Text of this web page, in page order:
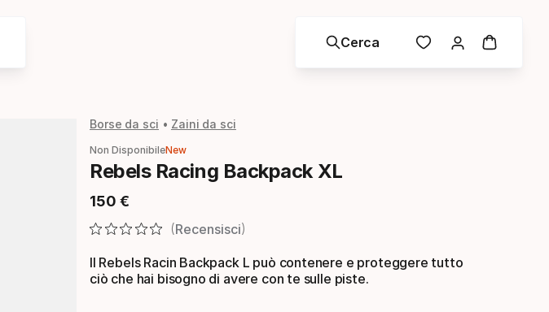
Cerca
Borse da sci Zaini da sci
Non DisponibileNew
Rebels Racing Backpack XL
150 €
Prezzo finale
Recensisci
Il Rebels Racin Backpack L può contenere e proteggere tutto
ciò che hai bisogno di avere con te sulle piste.